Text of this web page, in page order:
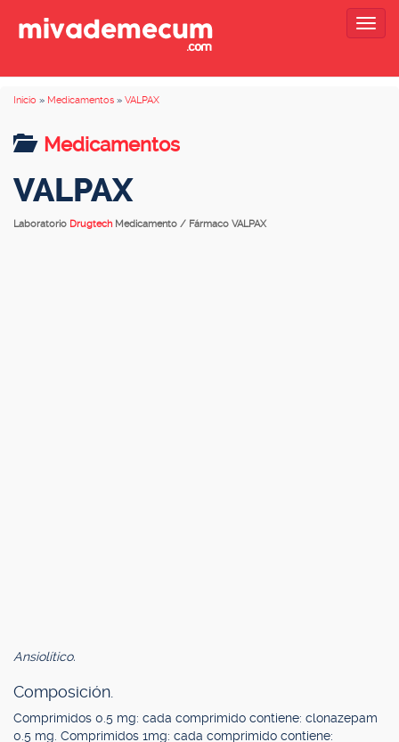
Inicio » Medicamentos » VALPAX
Medicamentos
VALPAX
Laboratorio Drugtech Medicamento / Fármaco VALPAX
Ansiolítico.
Composición.
Comprimidos 0.5 mg: cada comprimido contiene: clonazepam
0.5 mg. Comprimidos 1mg: cada comprimido contiene: